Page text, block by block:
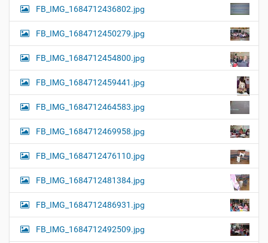
FB_IMG_1684712436802.jpg
FB_IMG_1684712450279.jpg
FB_IMG_1684712454800.jpg
FB_IMG_1684712459441.jpg
FB_IMG_1684712464583.jpg
FB_IMG_1684712469958.jpg
FB_IMG_1684712476110.jpg
FB_IMG_1684712481384.jpg
FB_IMG_1684712486931.jpg
FB_IMG_1684712492509.jpg